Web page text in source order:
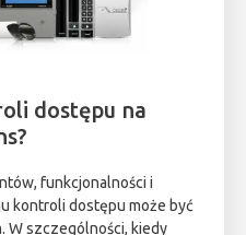
dostępu na
funkcjonalności i
kontroli dostępu może być
W szczególności, kiedy